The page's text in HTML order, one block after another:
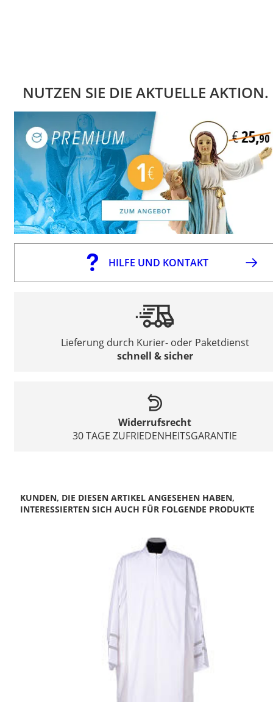
NUTZEN SIE DIE AKTUELLE AKTION.
HILFE UND KONTAKT
Lieferung durch Kurier- oder Paketdienst
schnell & sicher
Widerrufsrecht
30 TAGE ZUFRIEDENHEITSGARANTIE
KUNDEN, DIE DIESEN ARTIKEL ANGESEHEN HABEN,
INTERESSIERTEN SICH AUCH FÜR FOLGENDE PRODUKTE